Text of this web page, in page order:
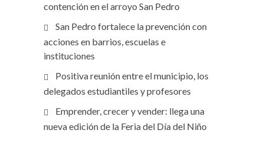
contención en el arroyo San Pedro
San Pedro fortalece la prevención con
acciones en barrios, escuelas e
instituciones
Positiva reunión entre el municipio, los
delegados estudiantiles y profesores
Emprender, crecer y vender: llega una
nueva edición de la Feria del Día del Niño